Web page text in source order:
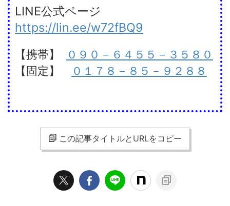
LINE公式ページ
https://lin.ee/w72fBQ9
【携帯】
０９０－６４５５－３５８０
【固定】
０１７８－８５－９２８８
この記事タイトルとURLをコピー